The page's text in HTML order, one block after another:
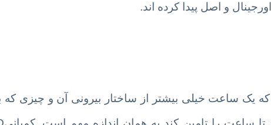
و اصل پیدا کرده اند.
یک ساعت خیلی بیشتر از ساختار بیرونی آن و چیزی که